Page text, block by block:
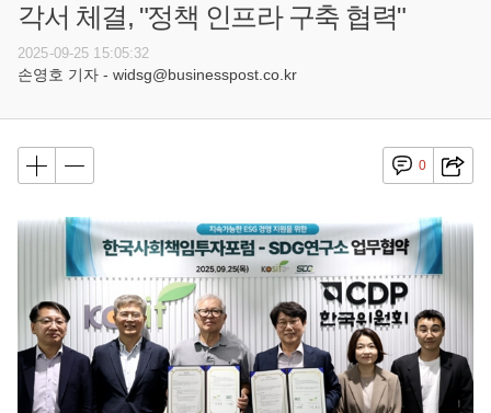
각서 체결, "정책 인프라 구축 협력"
2025-09-25 15:05:32
손영호 기자 - widsg@businesspost.co.kr
0